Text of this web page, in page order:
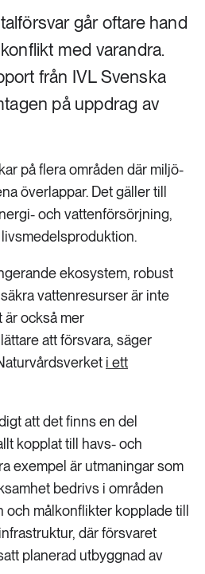
går oftare hand
med varandra.
från IVL Svenska
på uppdrag av
på flera områden där miljö-
överlappar. Det gäller till
och vattenförsörjning,
ekosystem, robust
vattenresurser är inte
är också mer
att försvara, säger
i ett
att det finns en del
kopplat till havs- och
exempel är utmaningar som
bedrivs i områden
målkonflikter kopplade till
där försvaret
planerad utbyggnad av